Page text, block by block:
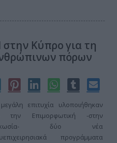
Κύπρο για τη
πόρων
επιτυχία υλοποιήθηκαν
την Επιμορφωτική -στην
δύο νέα
προγράμματα